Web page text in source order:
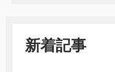
新着記事